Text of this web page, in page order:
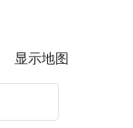
显示地图